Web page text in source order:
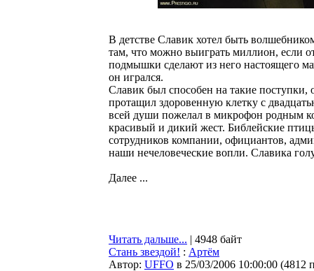
В детстве Славик хотел быть
там, что можно выиграть миллион, если
подмышки сделают из него настоящего
он игрался.
Славик был способен на такие
протащил здоровенную клетку с
всей души пожелал в микрофон родным
красивый и дикий жест. Библейские
сотрудников компании, официантов,
наши нечеловеческие вопли. Славика
Далее ...
Читать дальше... | 4948 байт
Стань звездой! : Артём
Автор: UFFO в 25/03/2006 10:00:00 (4812